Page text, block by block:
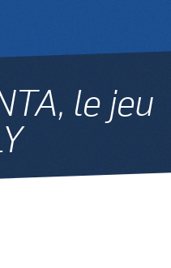
le jeu